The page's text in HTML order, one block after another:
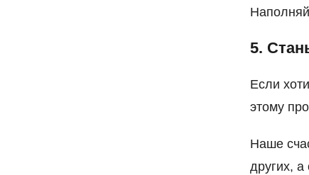
5.
Если
этому
Наше
других,